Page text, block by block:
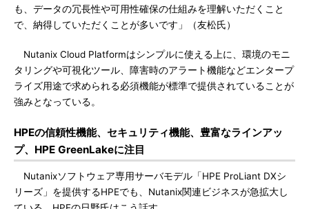
も、データの冗長性や可用性確保の仕組みを理解いただくこと
で、納得していただくことが多いです」（友松氏）
Nutanix Cloud Platformはシンプルに使える上に、環境のモニ
タリングや可視化ツール、障害時のアラート機能などエンタープ
ライズ用途で求められる必須機能が標準で提供されていることが
強みとなっている。
HPEの信頼性機能、セキュリティ機能、豊富なラインアッ
プ、HPE GreenLakeに注目
Nutanixソフトウェア専用サーバモデル「HPE ProLiant DXシ
リーズ」を提供するHPEでも、Nutanix関連ビジネスが急拡大し